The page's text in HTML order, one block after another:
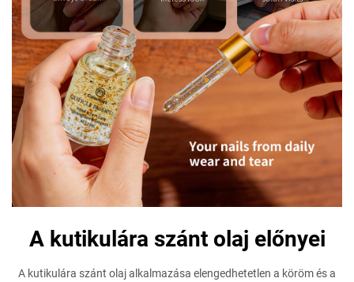
A kutikulára szánt olaj előnyei
A kutikulára szánt olaj alkalmazása elengedhetetlen a köröm és a